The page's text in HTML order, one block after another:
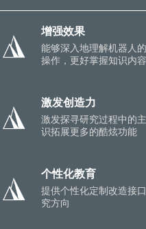
增强效果
能够深入地理解机器人
操作，更好掌握知识内容
激发创造力
激发探寻研究过程中的
识拓展更多的酷炫功能
个性化教育
提供个性化定制改造接
究方向